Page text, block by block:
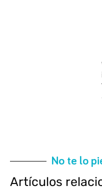
No te lo
Artículos